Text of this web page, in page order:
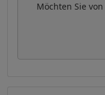
Möchten Sie von